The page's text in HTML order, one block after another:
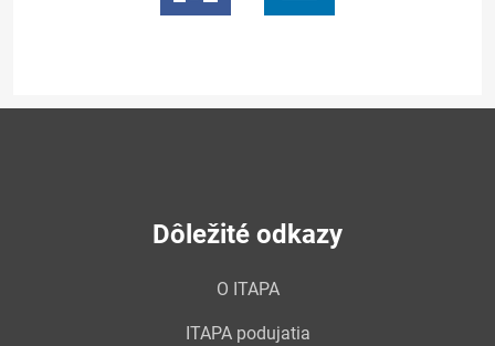
Dôležité odkazy
O ITAPA
ITAPA podujatia